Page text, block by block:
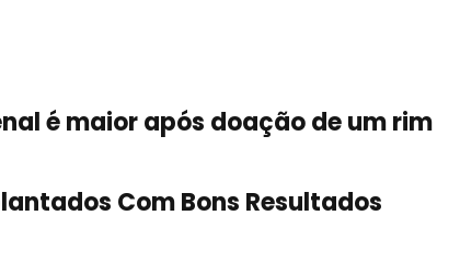
é maior após doação de um rim
Com Bons Resultados